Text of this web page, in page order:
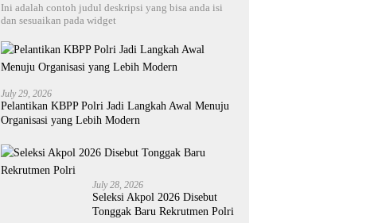
Ini adalah contoh judul deskripsi yang bisa anda isi
dan sesuaikan pada widget
July 29, 2026
Pelantikan KBPP Polri Jadi Langkah Awal Menuju
Organisasi yang Lebih Modern
July 28, 2026
Seleksi Akpol 2026 Disebut
Tonggak Baru Rekrutmen Polri